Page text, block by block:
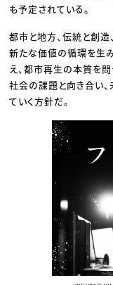
も予定されている。
都市と地方、伝統と創造
新たな価値の循環を生
え、都市再生の本質を問
社会の課題と向き合い
ていく方針だ。